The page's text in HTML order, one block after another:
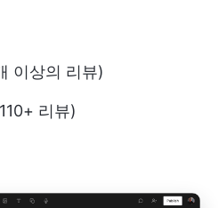
이상의 리뷰)
리뷰)